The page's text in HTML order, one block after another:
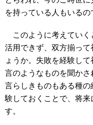
を持っている人もいるの
このように考えていく
活用できず、双方揃っ
ょうか。失敗を経験し
言のようなものを聞か
言らしきものもある種
験しておくことで、将
す。